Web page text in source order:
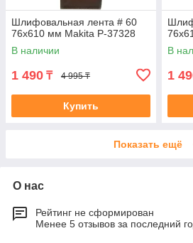
Шлифовальная лента # 60
76x610 мм Makita P-37328
В наличии
1 490 ₸ 4 995 ₸
Купить
В
1
Показать ещё
О нас
Рейтинг не сформирован
Менее 5 отзывов за последний